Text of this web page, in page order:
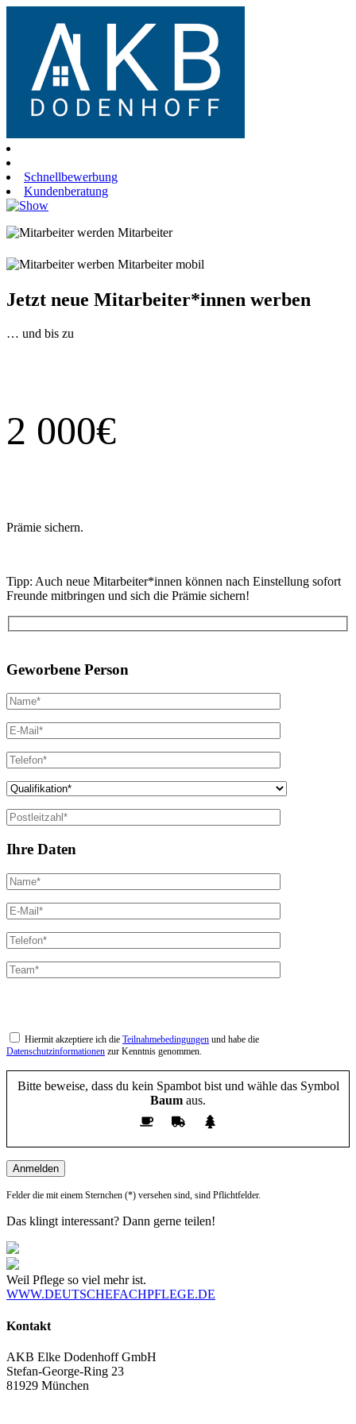
Schnellbewerbung
Kundenberatung
Jetzt neue Mitarbeiter*innen werben
… und bis zu
2 000€
Prämie sichern.
Tipp: Auch neue Mitarbeiter*innen können nach Einstellung sofort
Freunde mitbringen und sich die Prämie sichern!
lasse
Feld
leer.
Geworbene Person
Ihre Daten
Hiermit akzeptiere ich die Teilnahmebedingungen und habe die
Datenschutzinformationen zur Kenntnis genommen.
Bitte beweise, dass du kein Spambot bist und wähle das Symbol
Baum aus.
Felder die mit einem Sternchen (*) versehen sind, sind Pflichtfelder.
Das klingt interessant? Dann gerne teilen!
Weil Pflege so viel mehr ist.
WWW.DEUTSCHEFACHPFLEGE.DE
Kontakt
AKB Elke Dodenhoff GmbH
Stefan-George-Ring 23
81929 München